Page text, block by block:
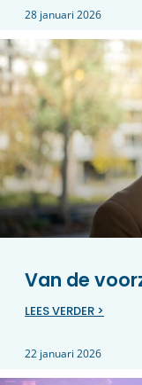
28 januari 2026
Van de
LEES VERDER >
22 januari 2026